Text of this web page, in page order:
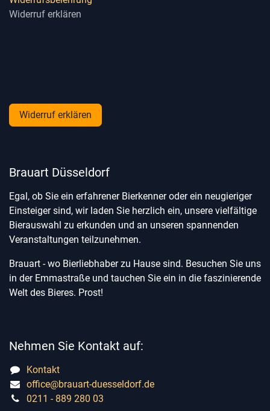
Widerruf erklären
Widerruf erklären
Brauart Düsseldorf
Egal, ob Sie ein erfahrener Bierkenner oder ein neugieriger
Einsteiger sind, wir laden Sie herzlich ein, unsere vielfältige
Bierauswahl zu erkunden und an unseren spannenden
Veranstaltungen teilzunehmen.
Brauart - wo Bierliebhaber zu Hause sind. Besuchen Sie uns
in der Emmastraße und tauchen Sie ein in die faszinierende
Welt des Bieres. Prost!
Nehmen Sie Kontakt auf:
Kontakt
office@brauart-duesseldorf.de
0211 - 889 280 03